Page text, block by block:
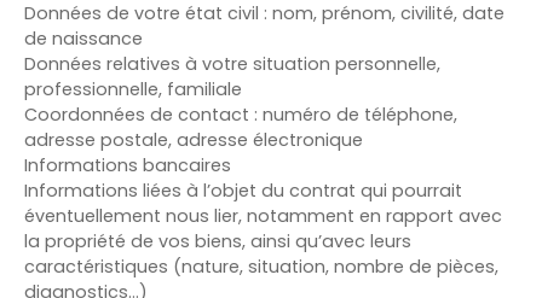
Données de votre état civil : nom, prénom, civilité, date
de naissance
Données relatives à votre situation personnelle,
professionnelle, familiale
Coordonnées de contact : numéro de téléphone,
adresse postale, adresse électronique
Informations bancaires
Informations liées à l’objet du contrat qui pourrait
éventuellement nous lier, notamment en rapport avec
la propriété de vos biens, ainsi qu’avec leurs
caractéristiques (nature, situation, nombre de pièces,
diagnostics…)